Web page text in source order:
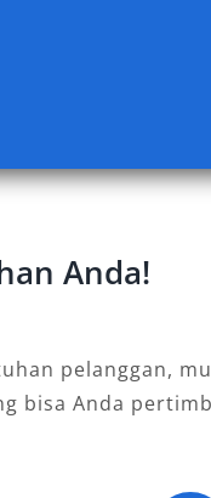
Anda!
pelanggan,
bisa Anda